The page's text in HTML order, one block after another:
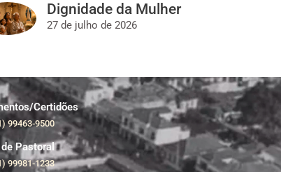
Dignidade da Mulher
27 de julho de 2026
Certidões
99463-9500
Pastoral
99981-1233